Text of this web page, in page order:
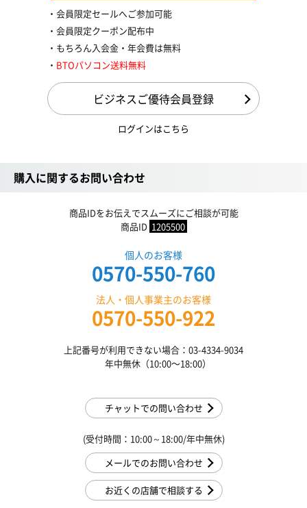
会員限定セールへご参加可能
会員限定クーポン配布中
もちろん入会金・年会費は無料
BTOパソコン送料無料
ビジネスご優待会員登録
ログインはこちら
購入に関するお問い合わせ
商品IDをお伝えでスムーズにご相談が可能
商品ID 1205500
個人のお客様
0570-550-760
法人・個人事業主のお客様
0570-550-922
上記番号が利用できない場合：03-4334-9034
年中無休（10:00〜18:00）
チャットでの問い合わせ
(受付時間：10:00～18:00/年中無休)
メールでのお問い合わせ
お近くの店舗で相談する